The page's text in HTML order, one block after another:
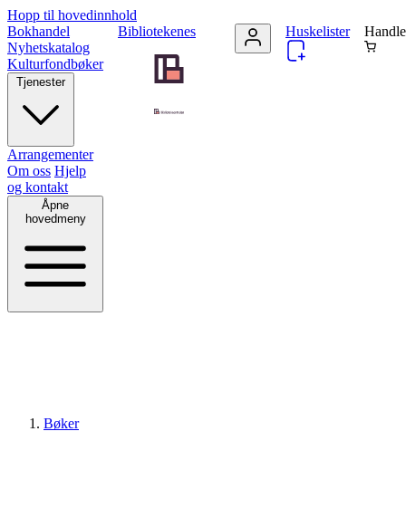
Hopp til hovedinnhold
Bibliotekenes
Bokhandel
Nyhetskatalog
Kulturfondbøker
Tjenester
Arrangementer
Om oss Hjelp
og kontakt
Åpne
hovedmeny
Huskelister
Bøker